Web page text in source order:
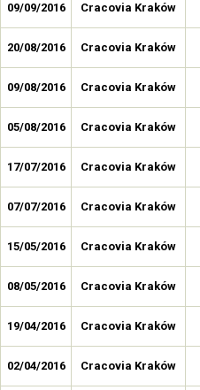
09/09/2016 Cracovia Kraków
20/08/2016 Cracovia Kraków
09/08/2016 Cracovia Kraków
05/08/2016 Cracovia Kraków
17/07/2016 Cracovia Kraków
07/07/2016 Cracovia Kraków
15/05/2016 Cracovia Kraków
08/05/2016 Cracovia Kraków
19/04/2016 Cracovia Kraków
02/04/2016 Cracovia Kraków